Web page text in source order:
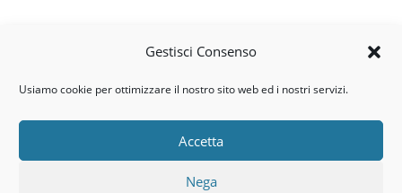
Gestisci Consenso
Usiamo cookie per ottimizzare il nostro sito web ed i nostri servizi.
Accetta
Nega
Via dell’artigianato, 14 – 31030